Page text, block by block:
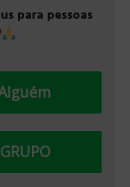
para pessoas